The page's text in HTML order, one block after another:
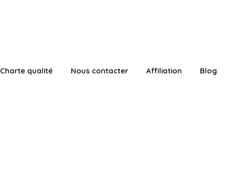
Charte qualité Nous contacter Affiliation Blog